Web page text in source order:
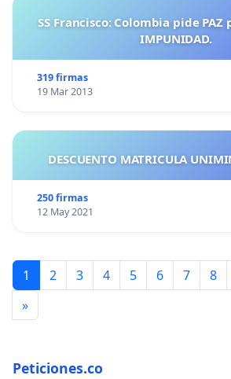
SS Francisco: Colombia pide
IMPUNIDAD.
319 firmas
19 Mar 2013
250 firmas
12 May 2021
1 2 3 4 5 6 7 8
»
Peticiones.co